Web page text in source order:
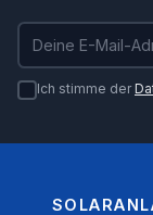
E-Mail-Adresse
Ich stimme der